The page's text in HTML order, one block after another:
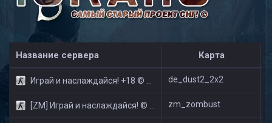
Название сервера Карта
Играй и наслаждайся! +18 © Public de_dust2_2x2
[ZM] Играй и наслаждайся! © Zombie Show zm_zombust